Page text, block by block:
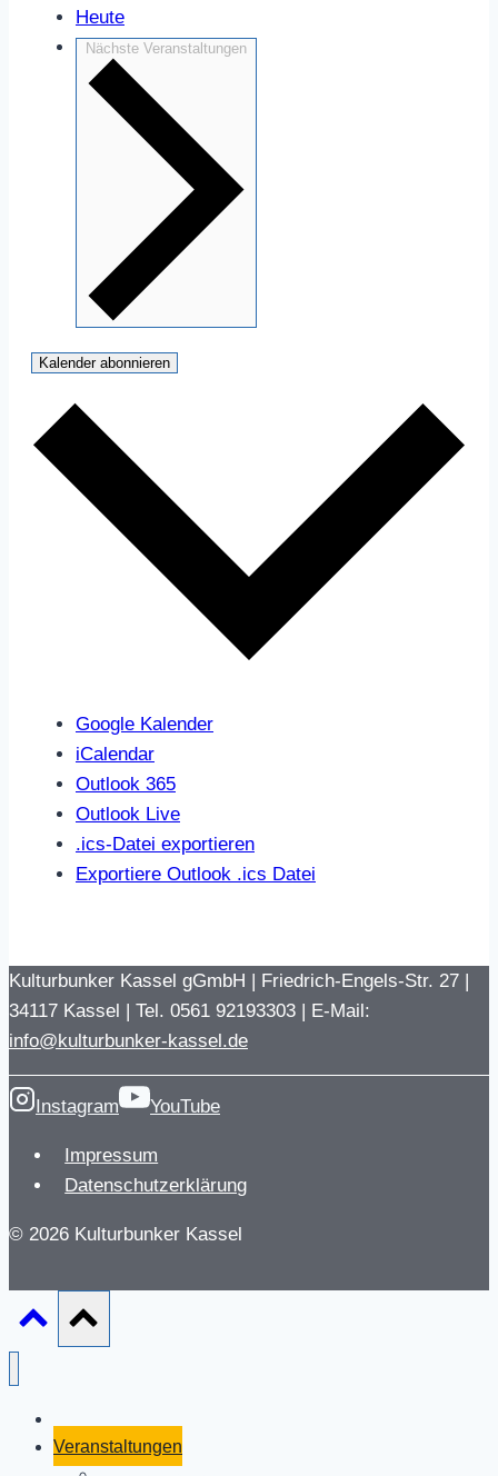
Heute
Nächste Veranstaltungen
Kalender abonnieren
Google Kalender
iCalendar
Outlook 365
Outlook Live
.ics-Datei exportieren
Exportiere Outlook .ics Datei
Kulturbunker Kassel gGmbH | Friedrich-Engels-Str. 27 |
34117 Kassel | Tel. 0561 92193303 | E-Mail:
info@kulturbunker-kassel.de
Instagram YouTube
Impressum
Datenschutzerklärung
© 2026 Kulturbunker Kassel
Veranstaltungen